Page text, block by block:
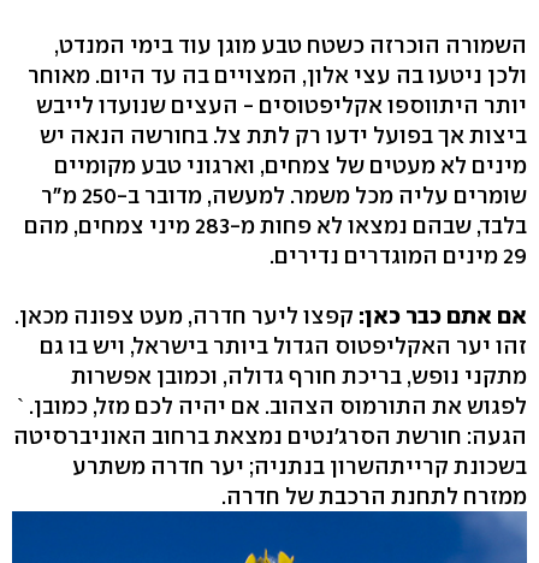
השמורה הוכרזה כשטח טבע מוגן עוד בימי המנדט,
ולכן ניטעו בה עצי אלון, המצויים בה עד היום. מאוחר
יותר היתווספו אקליפטוסים - העצים שנועדו לייבש
ביצות אך בפועל ידעו רק לתת צל. בחורשה הנאה יש
מינים לא מעטים של צמחים, וארגוני טבע מקומיים
שומרים עליה מכל משמר. למעשה, מדובר ב‭250-‬ מ"ר
בלבד, שבהם נמצאו לא פחות מ‭283-‬ מיני צמחים, מהם
29 מינים המוגדרים נדירים.
אם אתם כבר כאן: קפצו ליער חדרה, מעט צפונה מכאן.
זהו יער האקליפטוס הגדול ביותר בישראל, ויש בו גם
מתקני נופש, בריכת חורף גדולה, וכמובן אפשרות
לפגוש את התורמוס הצהוב. אם יהיה לכם מזל, כמובן. `
הגעה: חורשת הסרג'נטים נמצאת ברחוב האוניברסיטה
בשכונת קרייתהשרון בנתניה; יער חדרה משתרע
ממזרח לתחנת הרכבת של חדרה.